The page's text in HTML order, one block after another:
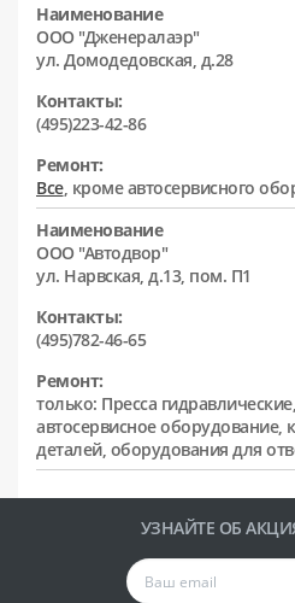
Наименование
ООО "Дженералаэр"
ул. Домодедовская, д.28
Контакты:
(495)223-42-86
Ремонт:
Все, кроме автосервисного
Наименование
ООО "Автодвор"
ул. Нарвская, д.13, пом. П1
Контакты:
(495)782-46-65
Ремонт:
только: Пресса
автосервисное оборудование,
деталей, оборудования для
УЗНАЙТЕ ОБ